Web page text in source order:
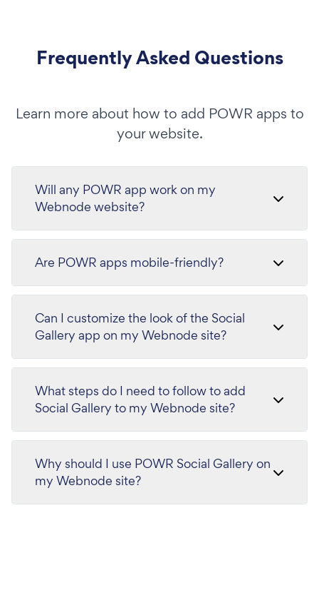
Frequently Asked Questions
Learn more about how to add POWR apps to
your website.
Will any POWR app work on my
Webnode website?
Are POWR apps mobile-friendly?
Can I customize the look of the Social
Gallery app on my Webnode site?
What steps do I need to follow to add
Social Gallery to my Webnode site?
Why should I use POWR Social Gallery on
my Webnode site?